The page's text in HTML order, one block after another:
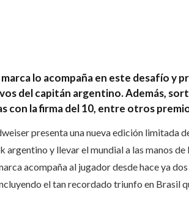
lo acompaña en este desafío y
del capitán argentino. Además,
con la firma del 10, entre otros
presenta una nueva edición limitada
y llevar el mundial a las manos de
acompaña al jugador desde hace ya dos
el tan recordado triunfo en Brasil